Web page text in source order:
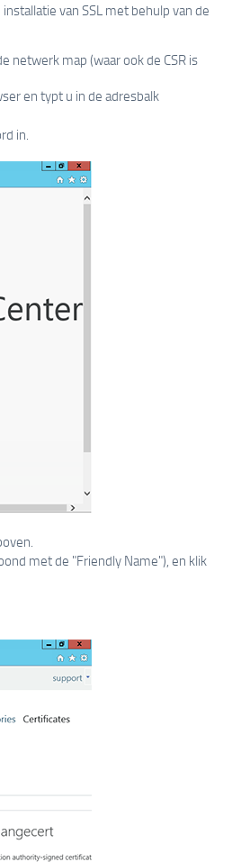
van SSL met behulp van de
netwerk map (waar ook de CSR is
en typt u in de adresbalk
in.
met de "Friendly Name"), en klik